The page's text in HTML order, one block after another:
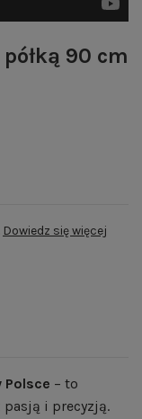
90 cm
Dowiedz się więcej
1036| RAL 7024
Polsce – to
pasją i precyzją.